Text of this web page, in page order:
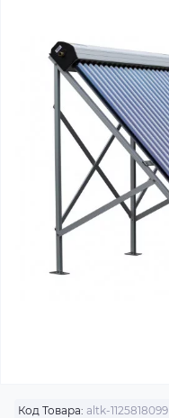
Код Товара: altk-1125818099